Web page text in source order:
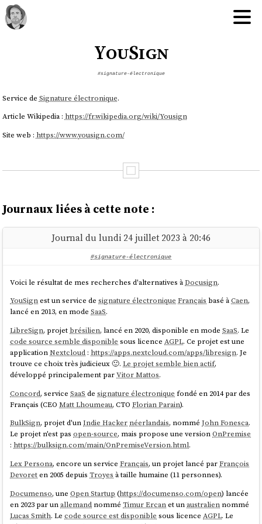
YouSign
#signature-électronique
Service de Signature électronique.
Article Wikipedia : https://fr.wikipedia.org/wiki/Yousign
Site web : https://www.yousign.com/
Journaux liées à cette note :
Journal du lundi 24 juillet 2023 à 20:46
#signature-électronique
Voici le résultat de mes recherches d'alternatives àDocusign.
YouSignest un service designature électronique Français basé àCaen,
lancé en 2013, en modeSaaS.
LibreSign, projet brésilien, lancé en 2020, disponible en modeSaaS. Le
code source semble disponible sous licenceAGPL. Ce projet est une
applicationNextcloud : https://apps.nextcloud.com/apps/libresign. Je
trouve ce choix très judicieux 🙂.Le projet semble bien actif,
développé principalement parVitor Mattos.
Concord, serviceSaaS designature électronique fondé en 2014 par des
Français (CEOMatt Lhoumeau, CTOFlorian Parain).
BulkSign, projet d'unIndie Hacker néerlandais, nomméJohn Fonesca.
Le projet n'est pasopen-source, mais propose une versionOnPremise
: https://bulksign.com/main/OnPremiseVersion.html.
Lex Persona, encore un serviceFrançais, un projet lancé parFrançois
Devoreten 2005 depuisTroyes à taille humaine (11 personnes).
Documenso, uneOpen Startup (https://documenso.com/open) lancée
en 2023 par unallemand nomméTimur Ercanet unaustralien nommé
Lucas Smith. Lecode source est disponible sous licenceAGPL. Le